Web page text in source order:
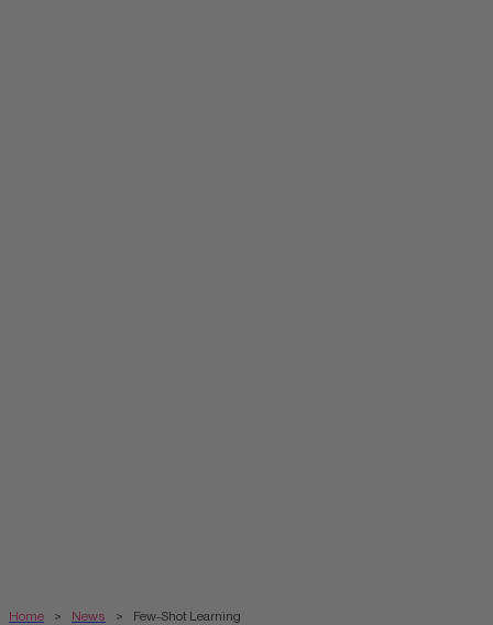
Home > News > Few-Shot Learning